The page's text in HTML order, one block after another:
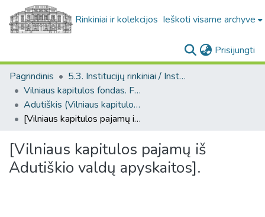
Rinkiniai ir kolekcijos Ieškoti visame archyve
Prisijungti
Pagrindinis
5.3. Institucijų rinkiniai / Institutional collections
Vilniaus kapitulos fondas. F43
Adutiškis (Vilniaus kapitulos fondas. F43. Bažnytinės valdos)
[Vilniaus kapitulos pajamų iš Adutiškio valdų apyskaitos].
[Vilniaus kapitulos pajamų iš
Adutiškio valdų apyskaitos].